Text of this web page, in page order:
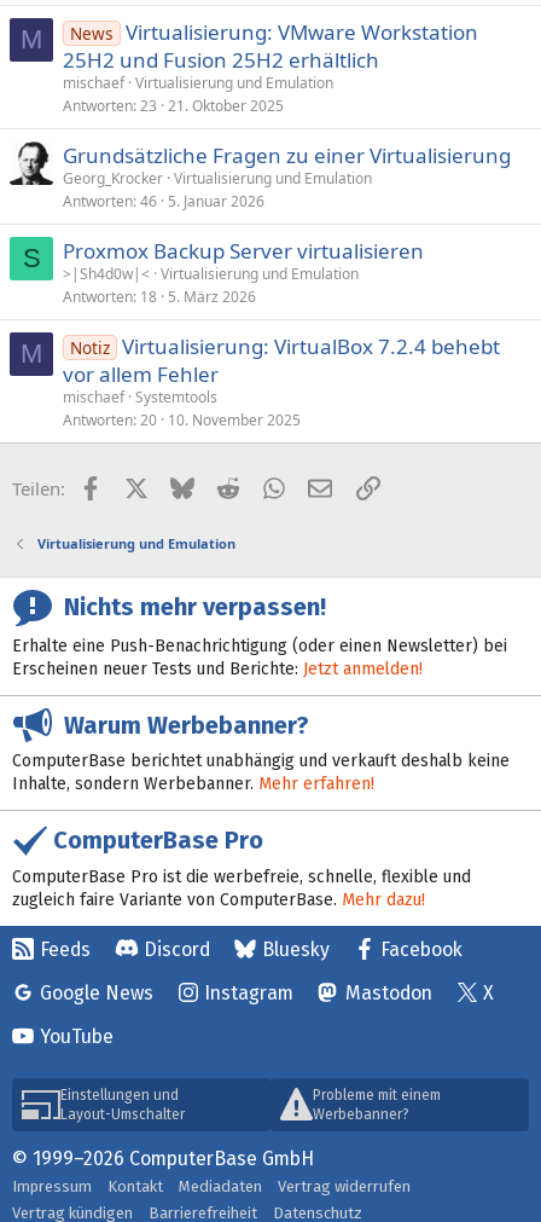
M News Virtualisierung: VMware Workstation
25H2 und Fusion 25H2 erhältlich
mischaef Virtualisierung und Emulation
Antworten 23 21. Oktober 2025
Grundsätzliche Fragen zu einer Virtualisierung
Georg_Krocker Virtualisierung und Emulation
Antworten 46 5. Januar 2026
S Proxmox Backup Server virtualisieren
>|Sh4d0w|< Virtualisierung und Emulation
Antworten 18 5. März 2026
M Notiz Virtualisierung: VirtualBox 7.2.4 behebt
vor allem Fehler
mischaef Systemtools
Antworten 20 10. November 2025
Teilen: FacebookX (Twitter)
BlueskyRedditWhatsApp
E-MailLink
Virtualisierung und Emulation
Nichts mehr verpassen!
Erhalte eine Push-Benachrichtigung (oder einen Newsletter) bei
Erscheinen neuer Tests und Berichte: Jetzt anmelden!
Warum Werbebanner?
ComputerBase berichtet unabhängig und verkauft deshalb keine
Inhalte, sondern Werbebanner. Mehr erfahren!
ComputerBase Pro
ComputerBase Pro ist die werbefreie, schnelle, flexible und
zugleich faire Variante von ComputerBase. Mehr dazu!
Feeds Discord Bluesky
Facebook
Google News
Instagram Mastodon
X
YouTube
Einstellungen und
Layout-Umschalter
Probleme mit einem
Werbebanner?
© 1999–2026 ComputerBase GmbH
Impressum Kontakt Mediadaten
Vertrag widerrufen
Vertrag kündigen
Barrierefreiheit Datenschutz